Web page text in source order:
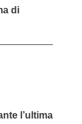
di
l’ultima